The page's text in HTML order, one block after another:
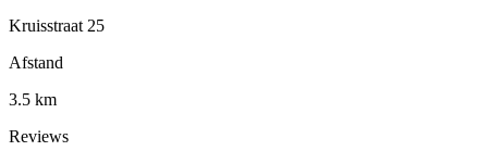
Kruisstraat 25
Afstand
3.5 km
Reviews